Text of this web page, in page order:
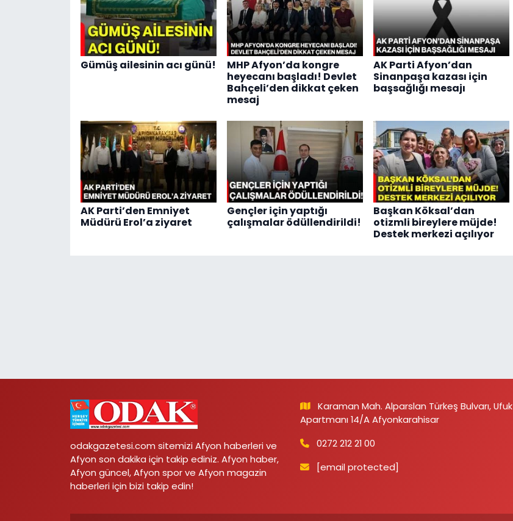
Gümüş ailesinin acı günü!
MHP Afyon’da kongre
heyecanı başladı! Devlet
Bahçeli’den dikkat çeken
mesaj
AK Parti Afyon’dan
Sinanpaşa kazası için
başsağlığı mesajı
AK Parti’den Emniyet
Müdürü Erol’a ziyaret
Gençler için yaptığı
çalışmalar ödüllendirildi!
Başkan Köksal’dan
otizmli bireylere müjde!
Destek merkezi açılıyor
odakgazetesi.com sitemizi Afyon haberleri ve
Afyon son dakika için takip ediniz. Afyon haber,
Afyon güncel, Afyon spor ve Afyon magazin
haberleri için bizi takip edin!
Karaman Mah. Alparslan Türkeş Bulvarı, Ufuk
Apartmanı 14/A Afyonkarahisar
0272 212 21 00
[email protected]